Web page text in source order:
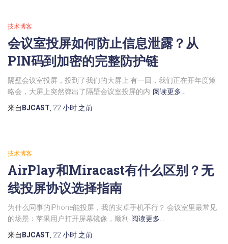
技术博客
会议室投屏如何防止信息泄露？从
PIN码到加密的完整防护链
隔壁会议室投屏，投到了我们的大屏上 有一回，我们正在开年度策
略会，大屏上突然弹出了隔壁会议室投屏的内 阅读更多…
来自 BJCAST 22 小时 之前
技术博客
AirPlay和Miracast有什么区别？无
线投屏协议选择指南
为什么同事的iPhone能投屏，我的安卓手机不行？ 会议室里最常见
的场景：苹果用户打开屏幕镜像，顺利
阅读更多…
来自 BJCAST 22 小时 之前